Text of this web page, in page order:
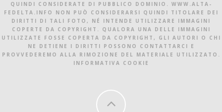
QUINDI CONSIDERATE DI PUBBLICO DOMINIO. WWW.ALTA-
FEDELTA.INFO NON PUÒ CONSIDERARSI QUINDI TITOLARE DEI
DIRITTI DI TALI FOTO, NÉ INTENDE UTILIZZARE IMMAGINI
COPERTE DA COPYRIGHT. QUALORA UNA DELLE IMMAGINI
UTILIZZATE FOSSE COPERTA DA COPYRIGHT, GLI AUTORI O CHI
NE DETIENE I DIRITTI POSSONO CONTATTARCI E
PROVVEDEREMO ALLA RIMOZIONE DEL MATERIALE UTILIZZATO.
INFORMATIVA COOKIE